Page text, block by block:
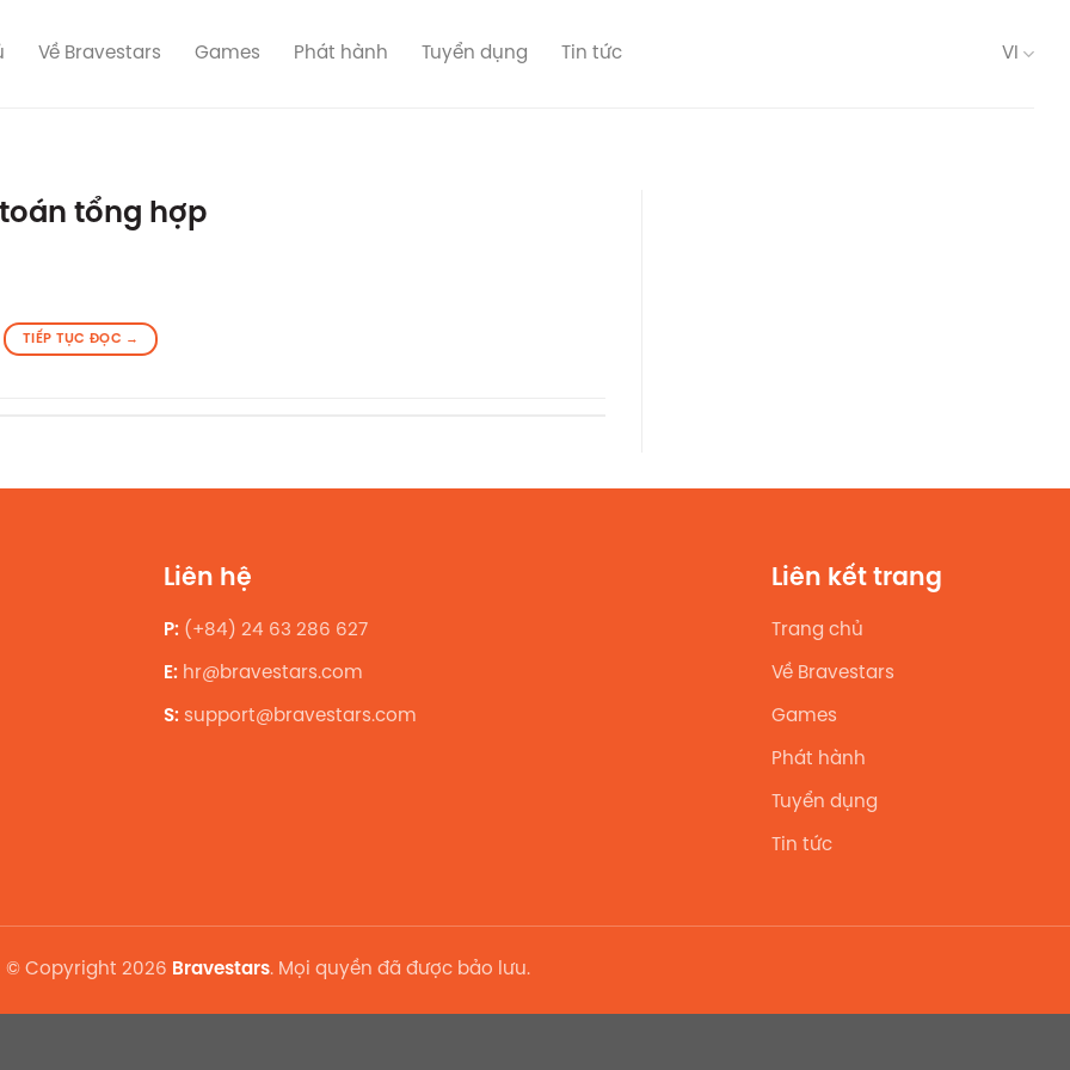
Về Bravestars Games Phát hành Tuyển dụng Tin tức VI
tổng hợp
TIẾP TỤC ĐỌC →
Liên hệ
P: (+84) 24 63 286 627
E: hr@bravestars.com
S: support@bravestars.com
Liên kết trang
Trang chủ
Về Bravestars
Games
Phát hành
Tuyển dụng
Tin tức
© Copyright 2026 Bravestars. Mọi quyền đã được bảo lưu.